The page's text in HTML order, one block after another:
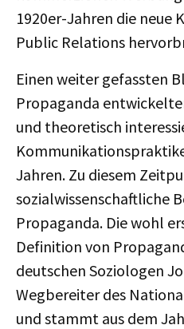
1920er-Jahren die
Public Relations
Einen weiter gefassten
Propaganda
und theoretisch
Jahren. Zu diesem
sozialwissenschaftliche
Propaganda. Die wohl
Definition von
deutschen Soziologen
Wegbereiter des
und stammt aus dem